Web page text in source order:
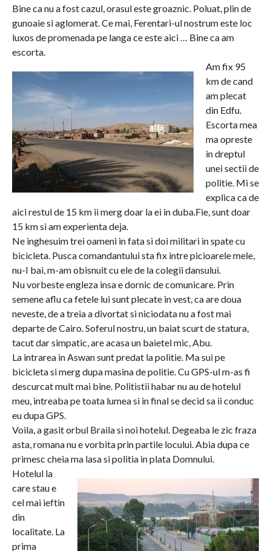
Bine ca nu a fost cazul, orasul este groaznic. Poluat, plin de
gunoaie si aglomerat. Ce mai, Ferentari-ul nostrum este loc
luxos de promenada pe langa ce este aici … Bine ca am
escorta.
Am fix 95
km de cand
am plecat
din Edfu.
Escorta mea
ma opreste
in dreptul
unei sectii de
politie. Mi se
explica ca de
aici restul de 15 km ii merg doar la ei in duba.Fie, sunt doar
15 km si am experienta deja.
Ne inghesuim trei oameni in fata si doi militari in spate cu
bicicleta. Pusca comandantului sta fix intre picioarele mele,
nu-I bai, m-am obisnuit cu ele de la colegii dansului.
Nu vorbeste engleza insa e dornic de comunicare. Prin
semene aflu ca fetele lui sunt plecate in vest, ca are doua
neveste, de a treia a divortat si niciodata nu a fost mai
departe de Cairo. Soferul nostru, un baiat scurt de statura,
tacut dar simpatic, are acasa un baietel mic, Abu.
La intrarea in Aswan sunt predat la politie. Ma sui pe
bicicleta si merg dupa masina de politie. Cu GPS-ul m-as fi
descurcat mult mai bine. Politistii habar nu au de hotelul
meu, intreaba pe toata lumea si in final se decid sa ii conduc
eu dupa GPS.
Voila, a gasit orbul Braila si noi hotelul. Degeaba le zic fraza
asta, romana nu e vorbita prin partile locului. Abia dupa ce
primesc cheia ma lasa si politia in plata Domnului.
Hotelul la
care stau e
cel mai ieftin
din
localitate. La
prima